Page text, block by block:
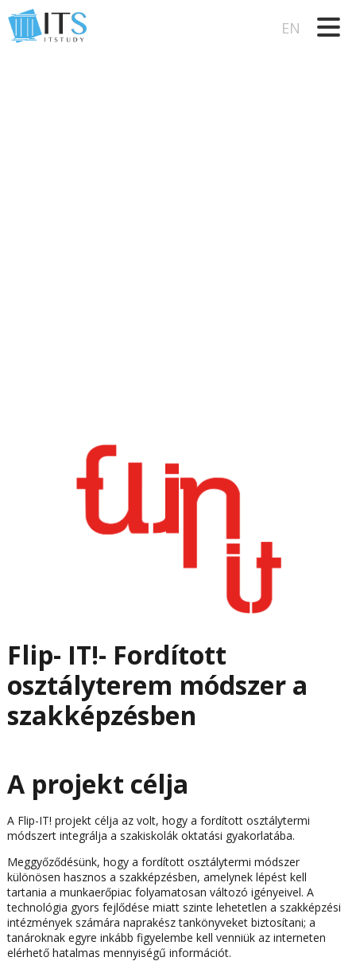
Ugrás
tartalomra
EN
Flip- IT!- Fordított
osztályterem módszer a
szakképzésben
A projekt célja
A Flip-IT! projekt célja az volt, hogy a fordított osztálytermi
módszert integrálja a szakiskolák oktatási gyakorlatába.
Meggyőződésünk, hogy a fordított osztálytermi módszer
különösen hasznos a szakképzésben, amelynek lépést kell
tartania a munkaerőpiac folyamatosan változó igényeivel. A
technológia gyors fejlődése miatt szinte lehetetlen a szakképzési
intézmények számára naprakész tankönyveket biztosítani; a
tanároknak egyre inkább figyelembe kell venniük az interneten
elérhető hatalmas mennyiségű információt.